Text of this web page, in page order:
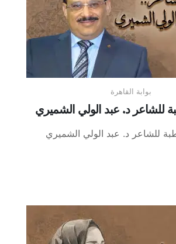
بوابة القاهرة
للشاعر د. عبد الولي الشميري
للشاعر د. عبد الولي الشميري